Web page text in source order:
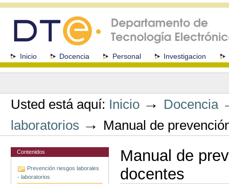
navegación
SeccionesInicio Docencia Personal Investigacion
Herramientas
Usted está aquí: Inicio → Docencia
laboratorios → Manual de
Contenidos
Prevención riesgos laborales
- laboratorios
Manual de
docentes